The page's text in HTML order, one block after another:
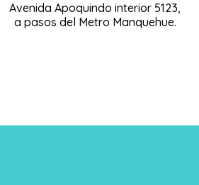
Avenida Apoquindo interior 5123,
a pasos del Metro Manquehue.